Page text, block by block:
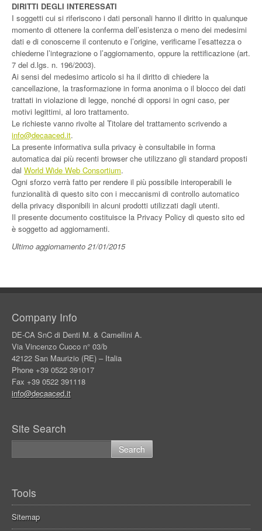
DIRITTI DEGLI INTERESSATI
I soggetti cui si riferiscono i dati personali hanno il diritto in qualunque
momento di ottenere la conferma dell’esistenza o meno dei medesimi
dati e di conoscerne il contenuto e l’origine, verificarne l’esattezza o
chiederne l’integrazione o l’aggiornamento, oppure la rettificazione (art.
7 del d.lgs. n. 196/2003).
Ai sensi del medesimo articolo si ha il diritto di chiedere la
cancellazione, la trasformazione in forma anonima o il blocco dei dati
trattati in violazione di legge, nonché di opporsi in ogni caso, per
motivi legittimi, al loro trattamento.
Le richieste vanno rivolte al Titolare del trattamento scrivendo a
info@decaaced.it.
La presente informativa sulla privacy è consultabile in forma
automatica dai più recenti browser che utilizzano gli standard proposti
dal World Wide Web Consortium.
Ogni sforzo verrà fatto per rendere il più possibile interoperabili le
funzionalità di questo sito con i meccanismi di controllo automatico
della privacy disponibili in alcuni prodotti utilizzati dagli utenti.
Il presente documento costituisce la Privacy Policy di questo sito ed
è soggetto ad aggiornamenti.
Ultimo aggiornamento 21/01/2015
Company Info
DE-CA SnC di Denti M. & Camellini A.
Via Vincenzo Cuoco n° 03/b
42122 San Maurizio (RE) – Italia
Phone +39 0522 391017
Fax +39 0522 391118
info@decaaced.it
Site Search
Tools
Sitemap